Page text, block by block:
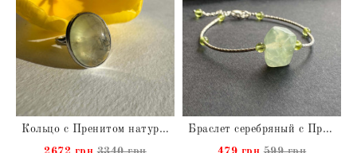
Кольцо с Пренитом натуральным из серебра
Браслет серебряный с Пренитом натуральным